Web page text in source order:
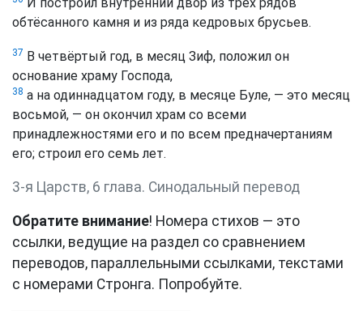
И построил внутренний двор из трёх рядов
обтёсанного камня и из ряда кедровых брусьев.
37 В четвёртый год, в месяц Зиф, положил он
основание храму Господа,
38 а на одиннадцатом году, в месяце Буле, — это месяц
восьмой, — он окончил храм со всеми
принадлежностями его и по всем предначертаниям
его; строил его семь лет.
3-я Царств, 6 глава. Синодальный перевод
Обратите внимание! Номера стихов — это
ссылки, ведущие на раздел со сравнением
переводов, параллельными ссылками, текстами
с номерами Стронга. Попробуйте.